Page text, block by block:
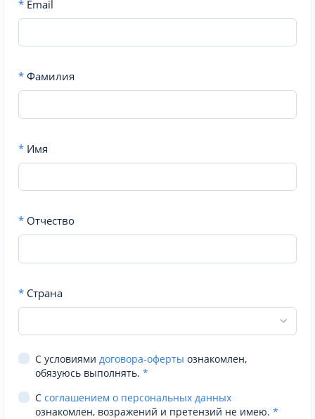
* Email
* Фамилия
* Имя
* Отчество
* Страна
С условиями договора-оферты ознакомлен,
обязуюсь выполнять. *
С соглашением о персональных данных
ознакомлен, возражений и претензий не имею. *